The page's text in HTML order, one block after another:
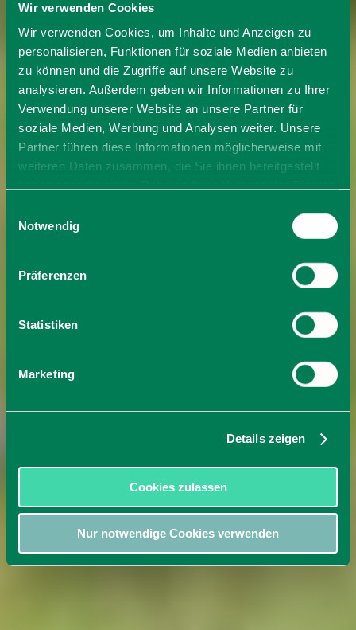
Wir verwenden Cookies
Wir verwenden Cookies, um Inhalte und Anzeigen zu
personalisieren, Funktionen für soziale Medien anbieten
zu können und die Zugriffe auf unsere Website zu
analysieren. Außerdem geben wir Informationen zu Ihrer
Verwendung unserer Website an unsere Partner für
soziale Medien, Werbung und Analysen weiter. Unsere
Partner führen diese Informationen möglicherweise mit
weiteren Daten zusammen, die Sie ihnen bereitgestellt
Cookies, wenn Sie unsere Webseite weiterhin nutzen.
Notwendig
Präferenzen
Statistiken
Marketing
Details zeigen
Cookies zulassen
Nur notwendige Cookies verwenden